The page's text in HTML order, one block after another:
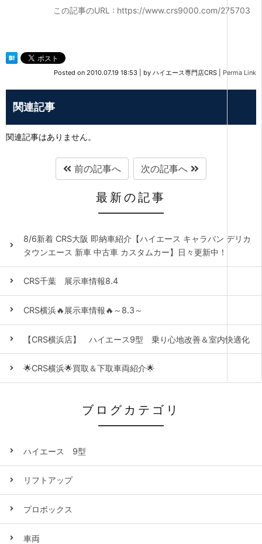
この記事のURL : https://www.crs9000.com/275703
Posted on 2010.07.19 18:53 by ハイエース専門店CRS Perma Link
関連記事
関連記事はありません。
前の記事へ 次の記事へ
最新の記事
8/6新着 CRS大阪 即納車紹介【ハイエース キャラバン デリカ
タウンエース 新車 中古車 カスタムカー】日々更新中！
CRS千葉 展示車情報8.4
CRS横浜🔥展示車情報🔥～8.3～
【CRS横浜店】 ハイエース9型 乗り心地改善＆室内快適化
🌟CRS横浜🌟買取＆下取車両紹介🌟
ブログカテゴリ
ハイエース 9型
リフトアップ
プロボックス
車両